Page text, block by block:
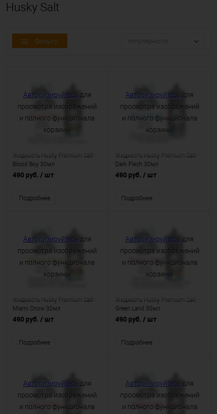
Husky Salt
Фильтр популярности
Авторизируйтесь для
просмотра изображений
и полного функционала
корзины
Жидкость Husky Premium Salt -
Blood Boy 30мл
490 руб. / шт
Подробнее
Авторизируйтесь для
просмотра изображений
и полного функционала
корзины
Жидкость Husky Premium Salt -
Dark Flesh 30мл
490 руб. / шт
Подробнее
Авторизируйтесь для
просмотра изображений
и полного функционала
корзины
Жидкость Husky Premium Salt -
Miami Snow 30мл
490 руб. / шт
Подробнее
Авторизируйтесь для
просмотра изображений
и полного функционала
корзины
Жидкость Husky Premium Salt -
Green Land 30мл
490 руб. / шт
Подробнее
Авторизируйтесь для
просмотра изображений
и полного функционала
Авторизируйтесь для
просмотра изображений
и полного функционала